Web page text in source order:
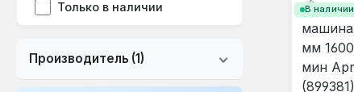
Только в наличии
Производитель (1)
В наличии